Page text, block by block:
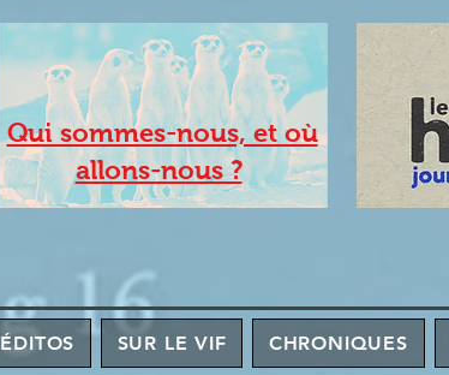
Qui sommes-nous, et où
allons-nous ?
ÉDITOS SUR LE VIF CHRONIQUES